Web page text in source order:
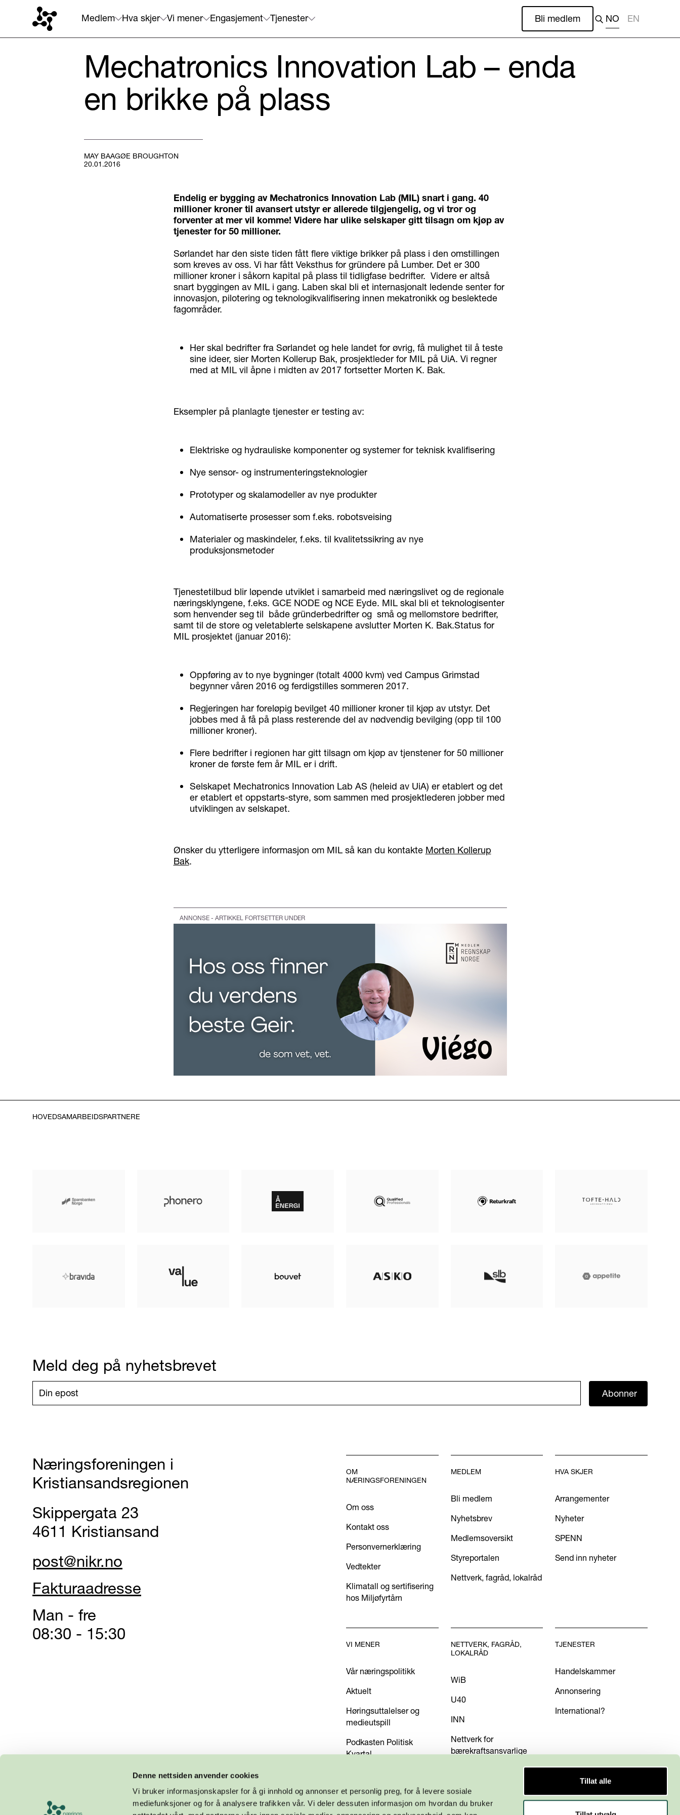
Denne nettsiden anvender cookies
Vi bruker informasjonskapsler for å gi innhold og annonser et personlig preg, for å levere sosiale
mediefunksjoner og for å analysere trafikken vår. Vi deler dessuten informasjon om hvordan du bruker
Tillat alle
Medlem Hva skjer Vi mener Engasjement Tjenester Bli medlem NO EN
Mechatronics Innovation Lab – enda
en brikke på plass
MAY BAAGØE BROUGHTON
20.01.2016
Endelig er bygging av Mechatronics Innovation Lab (MIL) snart i gang. 40
millioner kroner til avansert utstyr er allerede tilgjengelig, og vi tror og
forventer at mer vil komme! Videre har ulike selskaper gitt tilsagn om kjøp av
tjenester for 50 millioner.
Sørlandet har den siste tiden fått flere viktige brikker på plass i den omstillingen
som kreves av oss. Vi har fått Veksthus for gründere på Lumber. Det er 300
millioner kroner i såkorn kapital på plass til tidligfase bedrifter. Videre er altså
snart byggingen av MIL i gang. Laben skal bli et internasjonalt ledende senter for
innovasjon, pilotering og teknologikvalifisering innen mekatronikk og beslektede
fagområder.
Her skal bedrifter fra Sørlandet og hele landet for øvrig, få mulighet til å teste
sine ideer, sier Morten Kollerup Bak, prosjektleder for MIL på UiA. Vi regner
med at MIL vil åpne i midten av 2017 fortsetter Morten K. Bak.
Eksempler på planlagte tjenester er testing av:
Elektriske og hydrauliske komponenter og systemer for teknisk kvalifisering
Nye sensor- og instrumenteringsteknologier
Prototyper og skalamodeller av nye produkter
Automatiserte prosesser som f.eks. robotsveising
Materialer og maskindeler, f.eks. til kvalitetssikring av nye
produksjonsmetoder
Tjenestetilbud blir løpende utviklet i samarbeid med næringslivet og de regionale
næringsklyngene, f.eks. GCE NODE og NCE Eyde. MIL skal bli et teknologisenter
som henvender seg til både gründerbedrifter og små og mellomstore bedrifter,
samt til de store og veletablerte selskapene avslutter Morten K. Bak.Status for
MIL prosjektet (januar 2016):
Oppføring av to nye bygninger (totalt 4000 kvm) ved Campus Grimstad
begynner våren 2016 og ferdigstilles sommeren 2017.
Regjeringen har foreløpig bevilget 40 millioner kroner til kjøp av utstyr. Det
jobbes med å få på plass resterende del av nødvendig bevilging (opp til 100
millioner kroner).
Flere bedrifter i regionen har gitt tilsagn om kjøp av tjenstener for 50 millioner
kroner de første fem år MIL er i drift.
Selskapet Mechatronics Innovation Lab AS (heleid av UiA) er etablert og det
er etablert et oppstarts-styre, som sammen med prosjektlederen jobber med
utviklingen av selskapet.
Ønsker du ytterligere informasjon om MIL så kan du kontakte Morten Kollerup
Bak.
ANNONSE - ARTIKKEL FORTSETTER UNDER
HOVEDSAMARBEIDSPARTNERE
Meld deg på nyhetsbrevet
Abonner
Næringsforeningen i
Kristiansandsregionen
Skippergata 23
4611 Kristiansand
post@nikr.no
Fakturaadresse
Man - fre
08:30 - 15:30
OM
NÆRINGSFORENINGEN
Om oss
Kontakt oss
Personvernerklæring
Vedtekter
Klimatall og sertifisering
hos Miljøfyrtårn
MEDLEM
Bli medlem
Nyhetsbrev
Medlemsoversikt
Styreportalen
Nettverk, fagråd, lokalråd
HVA SKJER
Arrangementer
Nyheter
SPENN
Send inn nyheter
VI MENER
Vår næringspolitikk
Aktuelt
Høringsuttalelser og
medieutspill
Podkasten Politisk
Kvartal
NETTVERK, FAGRÅD,
LOKALRÅD
WiB
U40
INN
Nettverk for
bærekraftsansvarlige
TJENESTER
Handelskammer
Annonsering
International?